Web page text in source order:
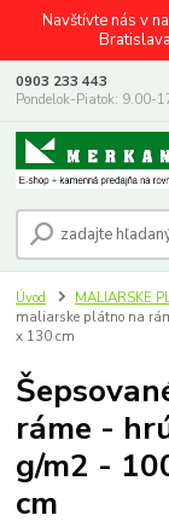
Navštívte nás v
0903 233 443
Pondelok-Piatok: 9.00-
Úvod MALIARSKE
maliarske plátno na
x 130 cm
ráme -
g/m2 -
cm